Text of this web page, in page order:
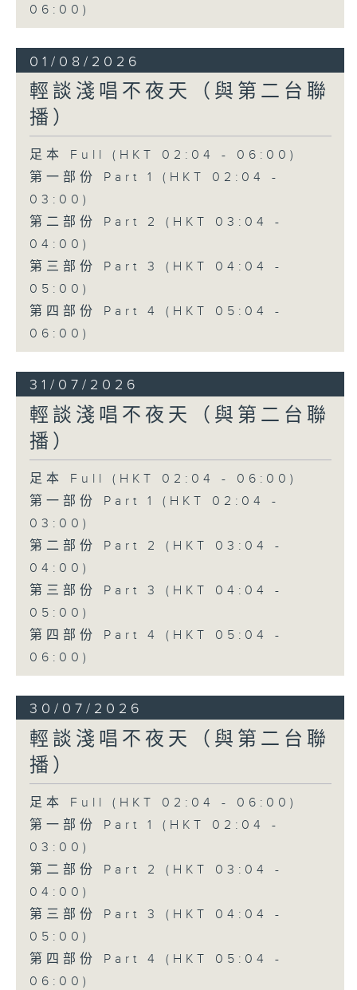
06:00)
01/08/2026
輕談淺唱不夜天（與第二台聯
播）
足本 Full (HKT 02:04 - 06:00)
第一部份 Part 1 (HKT 02:04 -
03:00)
第二部份 Part 2 (HKT 03:04 -
04:00)
第三部份 Part 3 (HKT 04:04 -
05:00)
第四部份 Part 4 (HKT 05:04 -
06:00)
31/07/2026
輕談淺唱不夜天（與第二台聯
播）
足本 Full (HKT 02:04 - 06:00)
第一部份 Part 1 (HKT 02:04 -
03:00)
第二部份 Part 2 (HKT 03:04 -
04:00)
第三部份 Part 3 (HKT 04:04 -
05:00)
第四部份 Part 4 (HKT 05:04 -
06:00)
30/07/2026
輕談淺唱不夜天（與第二台聯
播）
足本 Full (HKT 02:04 - 06:00)
第一部份 Part 1 (HKT 02:04 -
03:00)
第二部份 Part 2 (HKT 03:04 -
04:00)
第三部份 Part 3 (HKT 04:04 -
05:00)
第四部份 Part 4 (HKT 05:04 -
06:00)